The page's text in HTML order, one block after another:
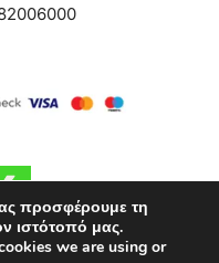
προσφέρουμε τη
ιστότοπό μας.
we are using or